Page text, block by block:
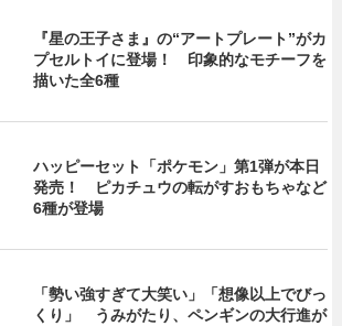
『星の王子さま』の“アートプレート”がカ
プセルトイに登場！ 印象的なモチーフを
描いた全6種
ハッピーセット「ポケモン」第1弾が本日
発売！ ピカチュウの転がすおもちゃなど
6種が登場
「勢い強すぎて大笑い」「想像以上でびっ
くり」 うみがたり、ペンギンの大行進が